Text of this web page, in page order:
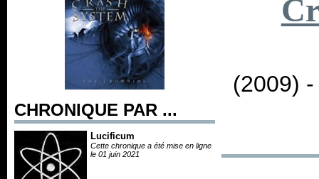
CHRONIQUE PAR ...
Lucificum
Cette chronique a été mise en ligne
le 01 juin 2021
(2009)